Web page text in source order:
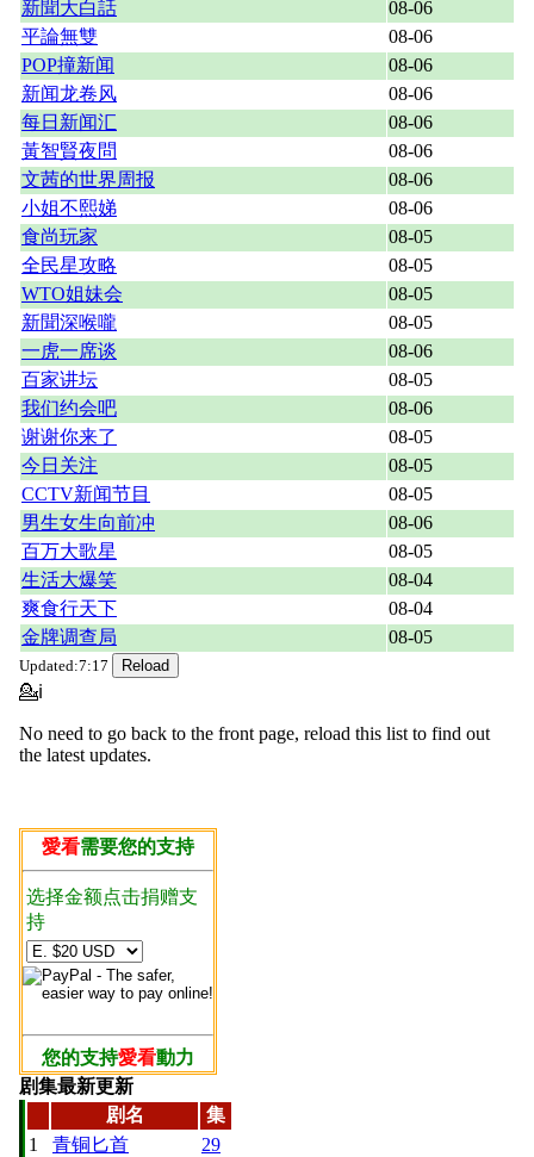
新聞大白話
08-06
平論無雙
08-06
POP撞新闻
08-06
新闻龙卷风
08-06
每日新闻汇
08-06
黃智賢夜問
08-06
文茜的世界周报
08-06
小姐不熙娣
08-06
食尚玩家
08-05
全民星攻略
08-05
WTO姐妹会
08-05
新聞深喉嚨
08-05
一虎一席谈
08-06
百家讲坛
08-05
我们约会吧
08-06
谢谢你来了
08-05
今日关注
08-05
CCTV新闻节目
08-05
男生女生向前冲
08-06
百万大歌星
08-05
生活大爆笑
08-04
爽食行天下
08-04
金牌调查局
08-05
Updated:7:17
💁ℹ
No need to go back to the front page, reload this list to find out
the latest updates.
愛看需要您的支持
选择金额点击捐赠支
持
您的支持愛看動力
剧集最新更新
剧名
集
1
青铜匕首
29